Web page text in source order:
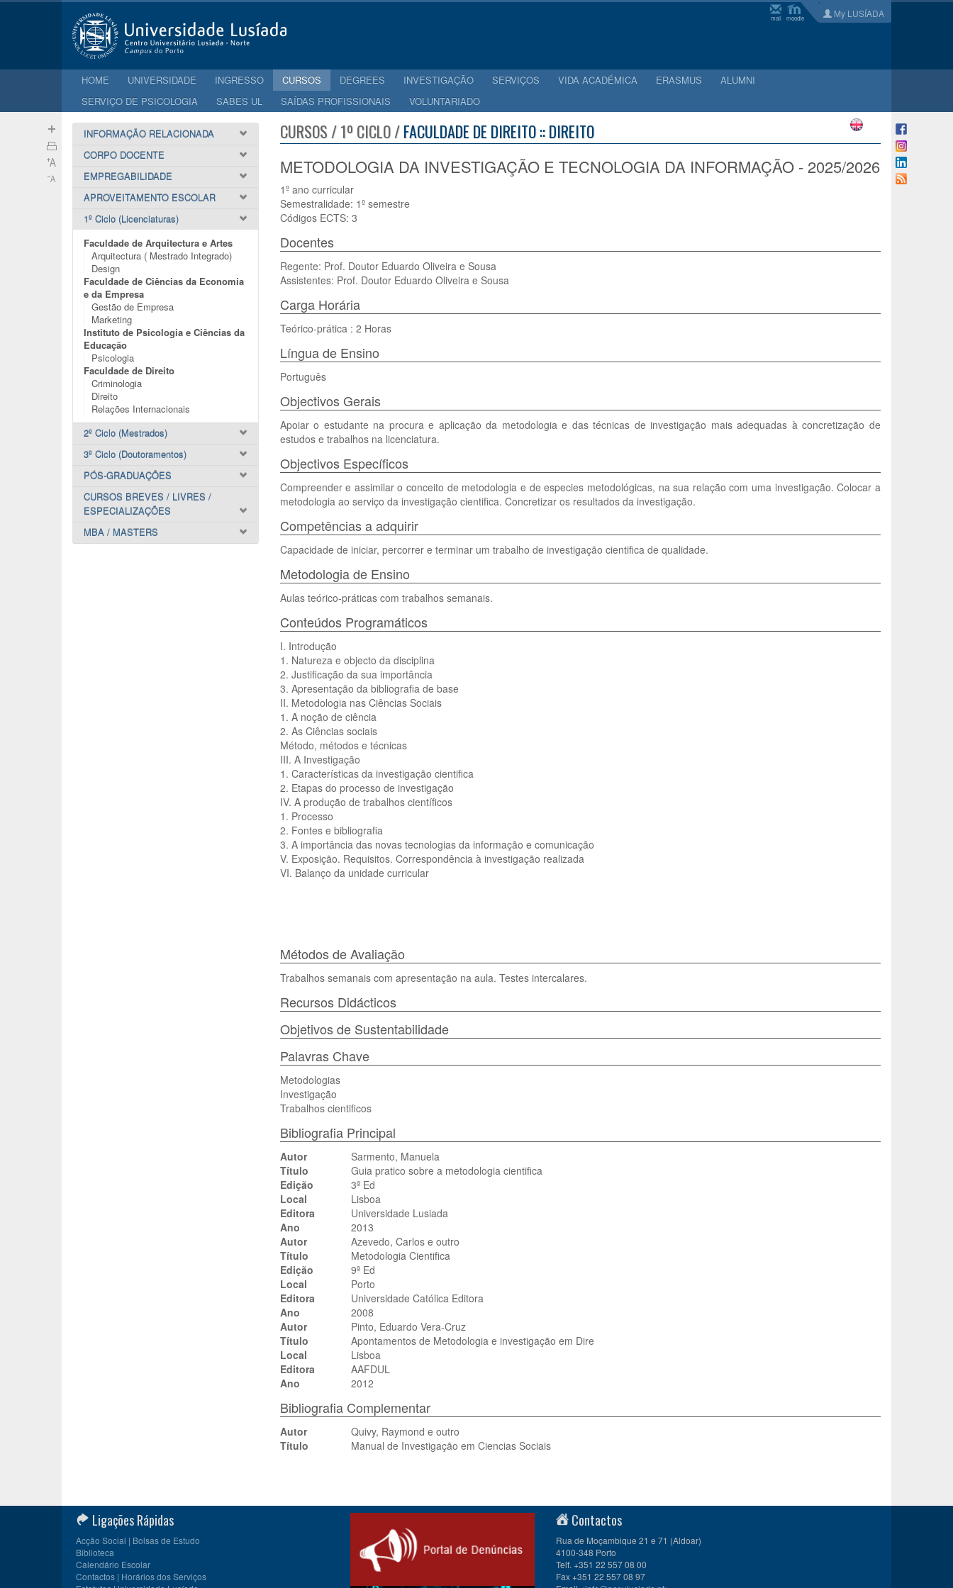
mail moodle My LUSÍADA
HOME UNIVERSIDADE INGRESSO CURSOS DEGREES INVESTIGAÇÃO SERVIÇOS VIDA ACADÉMICA ERASMUS
ALUMNI
SERVIÇO DE PSICOLOGIA
SABES UL SAÍDAS PROFISSIONAIS VOLUNTARIADO
INFORMAÇÃO RELACIONADA
CORPO DOCENTE
EMPREGABILIDADE
APROVEITAMENTO ESCOLAR
1º Ciclo (Licenciaturas)
Faculdade de Arquitectura e Artes
Arquitectura ( Mestrado Integrado)
Design
Faculdade de Ciências da Economia
e da Empresa
Gestão de Empresa
Marketing
Instituto de Psicologia e Ciências da
Educação
Psicologia
Faculdade de Direito
Criminologia
Direito
Relações Internacionais
2º Ciclo (Mestrados)
3º Ciclo (Doutoramentos)
PÓS-GRADUAÇÕES
CURSOS BREVES / LIVRES /
ESPECIALIZAÇÕES
MBA / MASTERS
CURSOS / 1º CICLO /FACULDADE DE DIREITO :: DIREITO
METODOLOGIA DA INVESTIGAÇÃO E TECNOLOGIA DA INFORMAÇÃO - 2025/2026
1º ano curricular
Semestralidade: 1º semestre
Códigos ECTS: 3
Docentes
Regente: Prof. Doutor Eduardo Oliveira e Sousa
Assistentes: Prof. Doutor Eduardo Oliveira e Sousa
Carga Horária
Teórico-prática : 2 Horas
Língua de Ensino
Português
Objectivos Gerais
Apoiar o estudante na procura e aplicação da metodologia e das técnicas de investigação mais adequadas à concretização de
estudos e trabalhos na licenciatura.
Objectivos Específicos
Compreender e assimilar o conceito de metodologia e de especies metodológicas, na sua relação com uma investigação. Colocar a
metodologia ao serviço da investigação cientifica. Concretizar os resultados da investigação.
Competências a adquirir
Capacidade de iniciar, percorrer e terminar um trabalho de investigação cientifica de qualidade.
Metodologia de Ensino
Aulas teórico-práticas com trabalhos semanais.
Conteúdos Programáticos
I. Introdução
1. Natureza e objecto da disciplina
2. Justificação da sua importância
3. Apresentação da bibliografia de base
II. Metodologia nas Ciências Sociais
1. A noção de ciência
2. As Ciências sociais
Método, métodos e técnicas
III. A Investigação
1. Características da investigação cientifica
2. Etapas do processo de investigação
IV. A produção de trabalhos científicos
1. Processo
2. Fontes e bibliografia
3. A importância das novas tecnologias da informação e comunicação
V. Exposição. Requisitos. Correspondência à investigação realizada
VI. Balanço da unidade curricular
Métodos de Avaliação
Trabalhos semanais com apresentação na aula. Testes intercalares.
Recursos Didácticos
Objetivos de Sustentabilidade
Palavras Chave
Metodologias
Investigação
Trabalhos cientificos
Bibliografia Principal
Autor
Sarmento, Manuela
Título
Guia pratico sobre a metodologia cientifica
Edição
3ª Ed
Local
Lisboa
Editora
Universidade Lusiada
Ano
2013
Autor
Azevedo, Carlos e outro
Título
Metodologia Cientifica
Edição
9ª Ed
Local
Porto
Editora
Universidade Católica Editora
Ano
2008
Autor
Pinto, Eduardo Vera-Cruz
Título
Apontamentos de Metodologia e investigação em Dire
Local
Lisboa
Editora
AAFDUL
Ano
2012
Bibliografia Complementar
Autor
Quivy, Raymond e outro
Título
Manual de Investigação em Ciencias Sociais
Ligações Rápidas
Acção Social | Bolsas de Estudo
Biblioteca
Calendário Escolar
Contactos | Horários dos Serviços
Contactos
Rua de Moçambique 21 e 71 (Aldoar)
4100-348 Porto
Telf. +351 22 557 08 00
Fax +351 22 557 08 97